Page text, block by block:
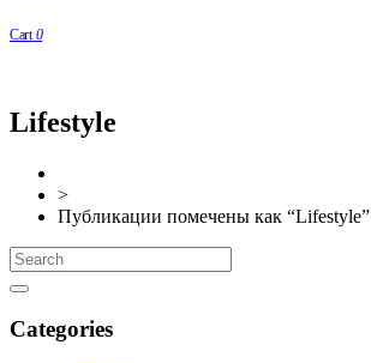
Cart 0
Lifestyle
>
Публикации помечены как “Lifestyle”
Categories